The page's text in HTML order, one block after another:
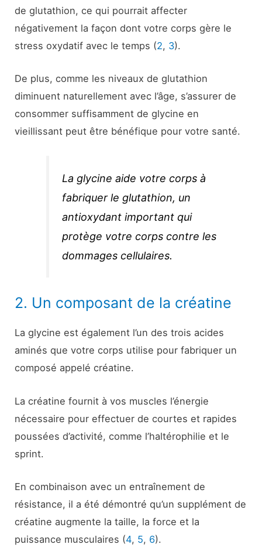
de glutathion, ce qui pourrait affecter
négativement la façon dont votre corps gère le
stress oxydatif avec le temps (2, 3).
De plus, comme les niveaux de glutathion
diminuent naturellement avec l’âge, s’assurer de
consommer suffisamment de glycine en
vieillissant peut être bénéfique pour votre santé.
La glycine aide votre corps à
fabriquer le glutathion, un
antioxydant important qui
protège votre corps contre les
dommages cellulaires.
2. Un composant de la créatine
La glycine est également l’un des trois acides
aminés que votre corps utilise pour fabriquer un
composé appelé créatine.
La créatine fournit à vos muscles l’énergie
nécessaire pour effectuer de courtes et rapides
poussées d’activité, comme l’haltérophilie et le
sprint.
En combinaison avec un entraînement de
résistance, il a été démontré qu’un supplément de
créatine augmente la taille, la force et la
puissance musculaires (4, 5, 6).